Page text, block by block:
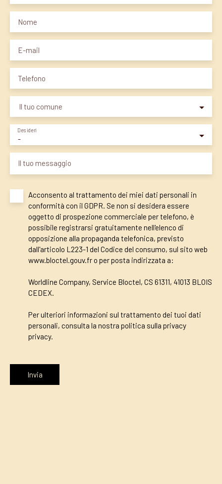
Nome
E-mail
Telefono
Il tuo comune
-
Desideri
Il tuo messaggio
Acconsento al trattamento dei miei dati personali in
conformità con il GDPR. Se non si desidera essere
oggetto di prospezione commerciale per telefono, è
possibile registrarsi gratuitamente nell'elenco di
opposizione alla propaganda telefonica, previsto
dall'articolo L223-1 del Codice del consumo, sul sito web
www.bloctel.gouv.fr o per posta indirizzata a:
Worldline Company, Service Bloctel, CS 61311, 41013 BLOIS
CEDEX.
Per ulteriori informazioni sul trattamento dei tuoi dati
personali, consulta la nostra politica sulla privacy
privacy.
Invia